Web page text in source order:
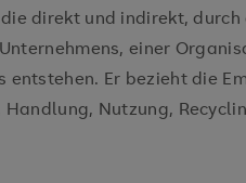
direkt und indirekt, durch
einer
Er bezieht die
Nutzung,